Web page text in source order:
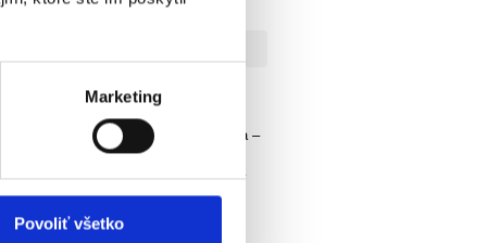
Marketing
Povoliť všetko
prvú monografiu Zdeněka Smieška –
fotografa a pedagóga
listy k výstave Alina Ferdinandy –
ľady láme(1926 Košice – 1974
spolu! Východoslovenská galéria